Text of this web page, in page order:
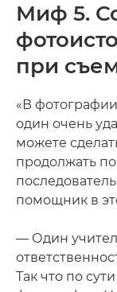
Миф 5.
при
«В
один очень
можете
продолжать
помощник в
— Один
Так что по